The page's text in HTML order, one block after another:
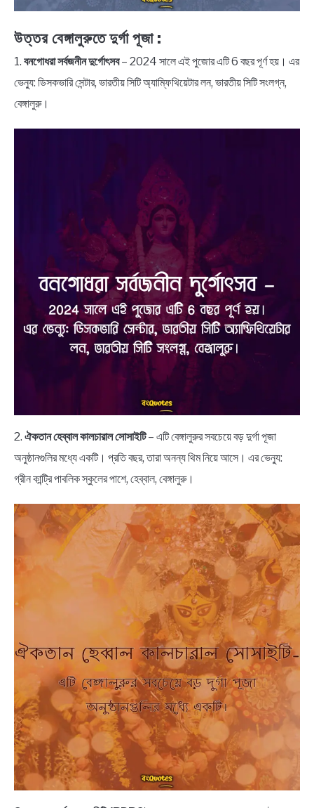
উত্তর বেঙ্গালুরুতে দুর্গা পূজা :
1. বনগোধরা সর্বজনীন দুর্গোৎসব– 2024 সালে এই পুজোর এটি 6 বছর পূর্ণ হয়। এর
ভেন্যু: ডিসকভারি সেন্টার, ভারতীয় সিটি অ্যাম্ফিথিয়েটার লন, ভারতীয় সিটি সংলগ্ন,
বেঙ্গালুরু।
2. ঐকতান হেব্বাল কালচারাল সোসাইটি– এটি বেঙ্গালুরুর সবচেয়ে বড় দুর্গা পূজা
অনুষ্ঠানগুলির মধ্যে একটি। প্রতি বছর, তারা অনন্য থিম নিয়ে আসে। এর ভেন্যু:
গ্রীন কান্ট্রি পাবলিক স্কুলের পাশে, হেব্বাল, বেঙ্গালুরু।